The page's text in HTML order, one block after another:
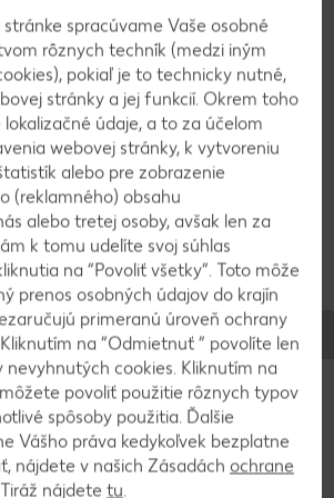
vodu na karamel. Cukor
by sa kryštáliky cukru dostali na
by a mohli by celý
Zmes v hrnci bude pri
bublať a uvoľňovať veľké
sa ľakať. Cukor
nezíska rovnomernú svetlozlatú
160 - 165 °C. Na
výsledku odporúčame
teplomer.
ideálnej teploty odstavíme
pridáme maslo nakrájané
aj kokosové mlieko a soľ.
spracúvame Vaše osobné
rôznych techník (medzi iným
pokiaľ je to technicky nutné,
stránky a jej funkcií. Okrem toho
údaje, a to za účelom
webovej stránky, k vytvoreniu
alebo pre zobrazenie
(reklamného) obsahu
alebo tretej osoby, avšak len za
k tomu udelíte svoj súhlas
na “Povoliť všetky”. Toto môže
prenos osobných údajov do krajín
primeranú úroveň ochrany
na “Odmietnuť ” povolíte len
cookies. Kliknutím na
povoliť použitie rôznych typov
spôsoby použitia. Ďalšie
Vášho práva kedykoľvek bezplatne
nájdete v našich Zásadách ochrane
nájdete tu.